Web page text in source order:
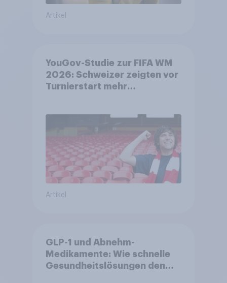
Artikel
YouGov-Studie zur FIFA WM
2026: Schweizer zeigten vor
Turnierstart mehr
Artikel
GLP-1 und Abnehm-
Medikamente: Wie schnelle
Gesundheitslösungen den